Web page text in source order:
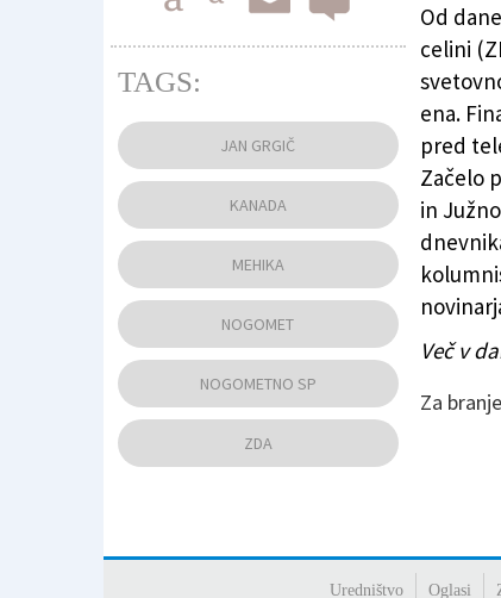
Uradna žoga svetovnega prvenstva FIFA
Od
celini
ena.
pred
Začelo
in
Več v
Za
TAGS:
JAN GRGIČ
KANADA
MEHIKA
NOGOMET
NOGOMETNO SP
ZDA
Uredništvo Oglasi